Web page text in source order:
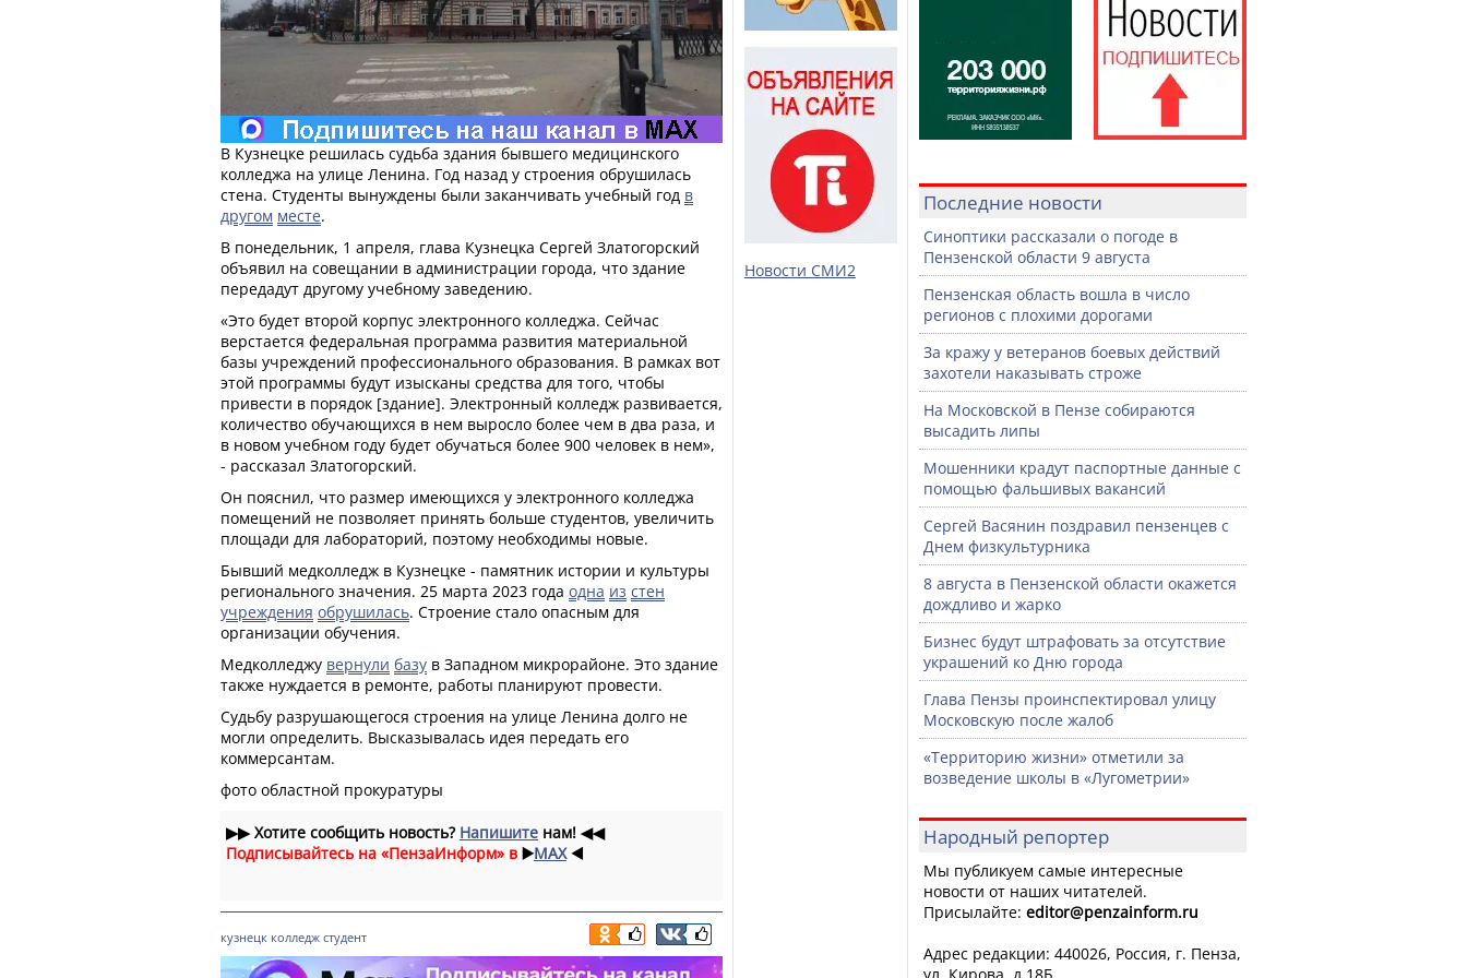
В Кузнецке решилась судьба здания бывшего медицинского
колледжа на улице Ленина. Год назад у строения обрушилась
стена. Студенты вынуждены были заканчивать учебный год в
другом месте.
В понедельник, 1 апреля, глава Кузнецка Сергей Златогорский
объявил на совещании в администрации города, что здание
передадут другому учебному заведению.
«Это будет второй корпус электронного колледжа. Сейчас
верстается федеральная программа развития материальной
базы учреждений профессионального образования. В рамках вот
этой программы будут изысканы средства для того, чтобы
привести в порядок [здание]. Электронный колледж развивается,
количество обучающихся в нем выросло более чем в два раза, и
в новом учебном году будет обучаться более 900 человек в нем»,
- рассказал Златогорский.
Он пояснил, что размер имеющихся у электронного колледжа
помещений не позволяет принять больше студентов, увеличить
площади для лабораторий, поэтому необходимы новые.
Бывший медколледж в Кузнецке - памятник истории и культуры
регионального значения. 25 марта 2023 года одна из стен
учреждения обрушилась. Строение стало опасным для
организации обучения.
Медколледжу вернули базу в Западном микрорайоне. Это здание
также нуждается в ремонте, работы планируют провести.
Судьбу разрушающегося строения на улице Ленина долго не
могли определить. Высказывалась идея передать его
коммерсантам.
фото областной прокуратуры
▶▶Хотите сообщить новость? Напишите нам! ◀◀
Подписывайтесь на «ПензаИнформ» в ▶️MAX ◀️
кузнецк колледж студент
Новости СМИ2
Последние новости
Синоптики рассказали о погоде в
Пензенской области 9 августа
Пензенская область вошла в число
регионов с плохими дорогами
За кражу у ветеранов боевых действий
захотели наказывать строже
На Московской в Пензе собираются
высадить липы
Мошенники крадут паспортные данные с
помощью фальшивых вакансий
Сергей Васянин поздравил пензенцев с
Днем физкультурника
8 августа в Пензенской области окажется
дождливо и жарко
Бизнес будут штрафовать за отсутствие
украшений ко Дню города
Глава Пензы проинспектировал улицу
Московскую после жалоб
«Территорию жизни» отметили за
возведение школы в «Лугометрии»
Народный репортер
Мы публикуем самые интересные
новости от наших читателей.
Присылайте: editor@penzainform.ru
Адрес редакции: 440026, Россия, г. Пенза,